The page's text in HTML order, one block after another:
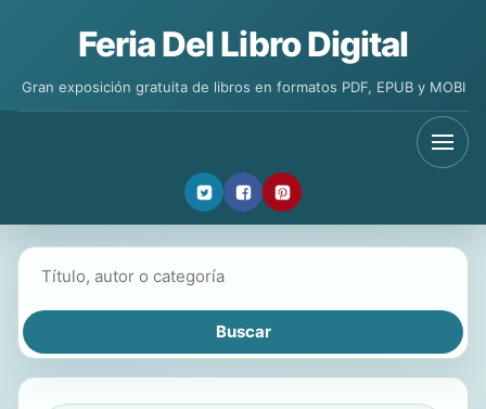
Feria Del Libro Digital
Gran exposición gratuita de libros en formatos PDF, EPUB y MOBI